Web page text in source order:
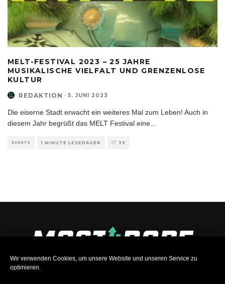
Wir verwenden Cookies, um unsere Website und unseren Service zu
optimieren.
MELT-FESTIVAL 2023 – 25 JAHRE
MUSIKALISCHE VIELFALT UND GRENZENLOSE
KULTUR
REDAKTION · 5. JUNI 2023
Die eiserne Stadt erwacht ein weiteres Mal zum Leben! Auch in
diesem Jahr begrüßt das MELT Festival eine
EVENTS 1 MINUTE LESEDAUER 39